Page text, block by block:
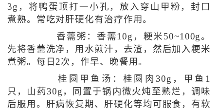
3g，将鸭蛋顶打一小孔，放入穿山甲粉，封口
煮熟。常吃对肝硬化有治疗作用。
香薷粥：香薷10g，粳米50~100g。
先将香薷洗净，用水煎汁，去渣，然后加入粳米
煮粥。每日2次，作早、晚餐用。
桂圆甲鱼汤：桂圆肉30g，甲鱼1
只，山药30g，同置于锅内微火炖至熟烂，调味
后服用。肝病恢复期、肝硬化等均可服食，有软